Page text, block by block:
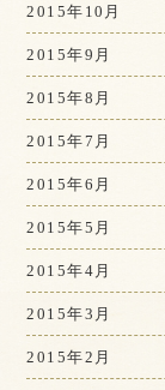
2015年10月
2015年9月
2015年8月
2015年7月
2015年6月
2015年5月
2015年4月
2015年3月
2015年2月